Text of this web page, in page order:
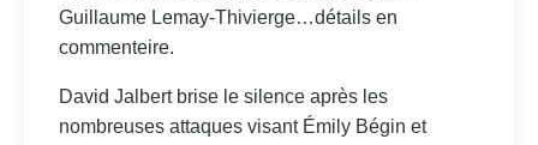
Guillaume Lemay-Thivierge…détails en
commenteire.
David Jalbert brise le silence après les
nombreuses attaques visant Émily Bégin et